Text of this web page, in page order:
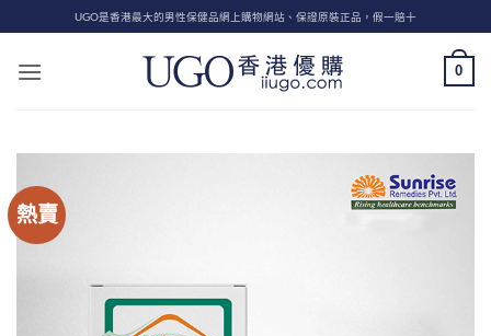
to
content
UGO是香港最大的男性保健品網上購物網站、保證原裝正品，假一賠十
0
熱賣